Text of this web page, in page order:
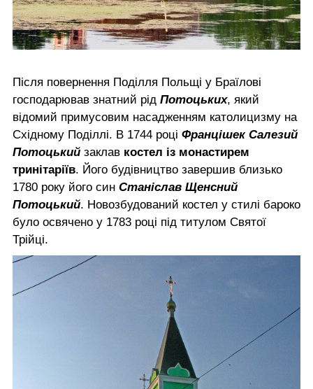
Після повернення Поділля Польщі у Браїлові
господарював знатний рід Потоцьких, який
відомий примусовим насадженням католицизму на
Східному Поділлі. В 1744 році Францішек Салезий
Потоцький заклав костел із монастирем
тринітаріїв. Його будівництво завершив близько
1780 року його син Станіслав Щенсний
Потоцький. Новозбудований костел у стилі бароко
було освячено у 1783 році під титулом Святої
Трійці.